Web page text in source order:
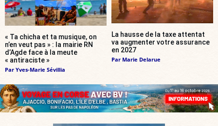
« Ta chicha et ta musique, on
n’en veut pas » : la mairie RN
d’Agde face à la meute
« antiraciste »
Par Yves-Marie Sévillia
La hausse de la taxe attentat
va augmenter votre assurance
en 2027
Par Marie Delarue